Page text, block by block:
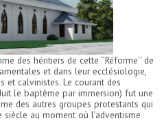
des héritiers de cette ‘’Réforme’’ de
et dans leur ecclésiologie,
et calvinistes. Le courant des
le baptême par immersion) fut une
des autres groupes protestants qui
au moment où l’adventisme